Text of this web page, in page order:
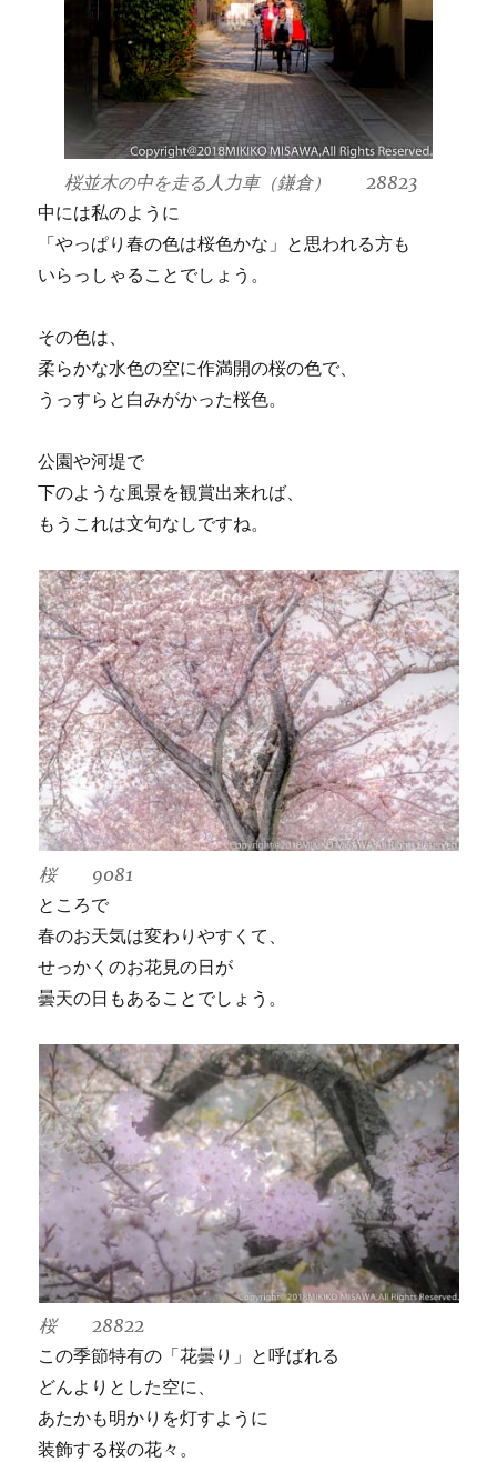
桜並木の中を走る人力車（鎌倉） 28823
中には私のように
「やっぱり春の色は桜色かな」と思われる方も
いらっしゃることでしょう。
その色は、
柔らかな水色の空に作満開の桜の色で、
うっすらと白みがかった桜色。
公園や河堤で
下のような風景を観賞出来れば、
もうこれは文句なしですね。
桜 9081
ところで
春のお天気は変わりやすくて、
せっかくのお花見の日が
曇天の日もあることでしょう。
桜 28822
この季節特有の「花曇り」と呼ばれる
どんよりとした空に、
あたかも明かりを灯すように
装飾する桜の花々。